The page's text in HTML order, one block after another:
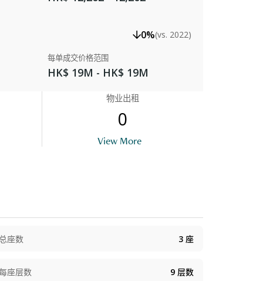
0%(vs. 2022)
每单成交价格范围
HK$ 19M - HK$ 19M
物业出租
0
View More
座数 3 座
座层数 9 层数